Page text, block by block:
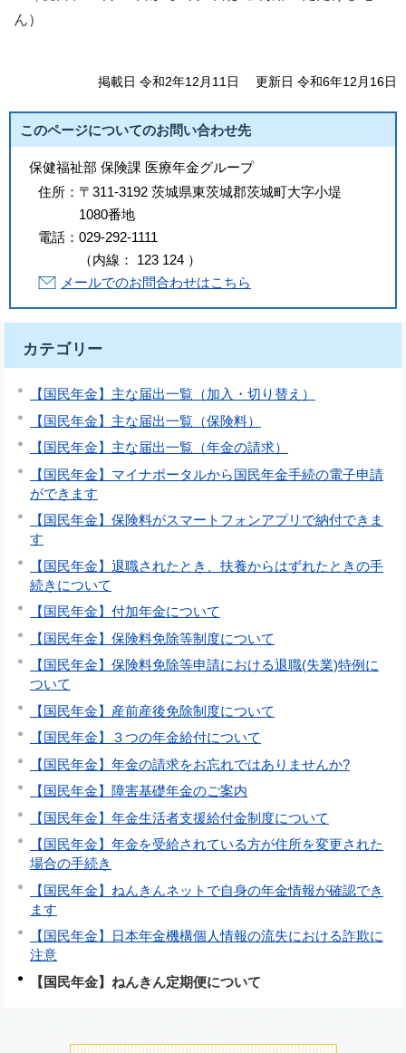
ん）
掲載日 令和2年12月11日 更新日 令和6年12月16日
このページについてのお問い合わせ先
保健福祉部 保険課 医療年金グループ
住所： 〒311-3192 茨城県東茨城郡茨城町大字小堤
1080番地
電話： 029-292-1111
（内線 ： 123 124 ）
メールでのお問合わせはこちら
カテゴリー
【国民年金】主な届出一覧（加入・切り替え）
【国民年金】主な届出一覧（保険料）
【国民年金】主な届出一覧（年金の請求）
【国民年金】マイナポータルから国民年金手続の電子申請
ができます
【国民年金】保険料がスマートフォンアプリで納付できま
す
【国民年金】退職されたとき、扶養からはずれたときの手
続きについて
【国民年金】付加年金について
【国民年金】保険料免除等制度について
【国民年金】保険料免除等申請における退職(失業)特例に
ついて
【国民年金】産前産後免除制度について
【国民年金】３つの年金給付について
【国民年金】年金の請求をお忘れではありませんか?
【国民年金】障害基礎年金のご案内
【国民年金】年金生活者支援給付金制度について
【国民年金】年金を受給されている方が住所を変更された
場合の手続き
【国民年金】ねんきんネットで自身の年金情報が確認でき
ます
【国民年金】日本年金機構個人情報の流失における詐欺に
注意
【国民年金】ねんきん定期便について